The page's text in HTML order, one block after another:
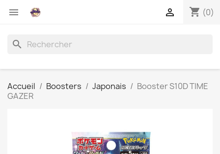
 shopping_cart (0)

search
Accueil Boosters Japonais
Booster S10D TIME
GAZER